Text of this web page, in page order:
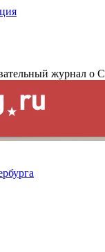
журнал о